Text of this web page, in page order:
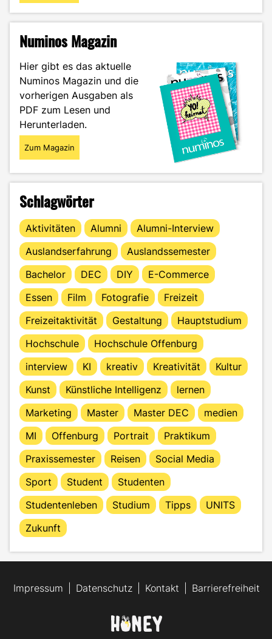
New
Trick"
Numinos Magazin
Hier gibt es das aktuelle
Numinos Magazin und die
vorherigen Ausgaben als
PDF zum Lesen und
Herunterladen.
Zum Magazin
Schlagwörter
Aktivitäten Alumni
Alumni-Interview
Auslandserfahrung
Auslandssemester
Bachelor
DEC DIY
E-Commerce
Essen
Film Fotografie
Freizeit
Freizeitaktivität
Gestaltung
Hauptstudium
Hochschule
Hochschule Offenburg
interview
KI kreativ Kreativität
Kultur
Kunst
Künstliche Intelligenz
lernen
Marketing
Master Master DEC
medien
MI
Offenburg Portrait
Praktikum
Praxissemester
Reisen
Social Media
Sport
Student
Studenten
Studentenleben
Studium Tipps
UNITS
Zukunft
Impressum Datenschutz Kontakt Barrierefreiheit